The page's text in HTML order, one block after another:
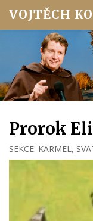
VOJTĚCH
Prorok
SEKCE: KARMEL,